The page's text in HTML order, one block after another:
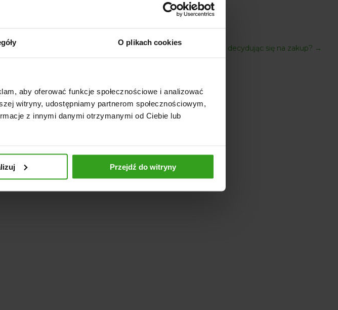
O plikach cookies
aby oferować funkcje społecznościowe i analizować
witryny, udostępniamy partnerom społecznościowym,
z innymi danymi otrzymanymi od Ciebie lub
Przejdź do witryny
Pług do odśnieżania - na co zwrócić uwagę decydując się na zakup? →